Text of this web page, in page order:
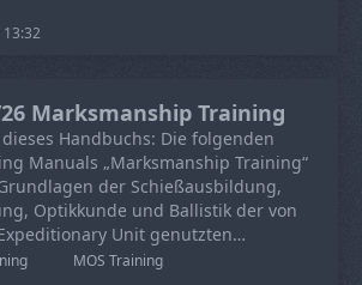
26 Marksmanship Training
dieses Handbuchs: Die folgenden
Manuals „Marksmanship Training“
der Schießausbildung,
Optikkunde und Ballistik der von
Unit genutzten…
MOS Training